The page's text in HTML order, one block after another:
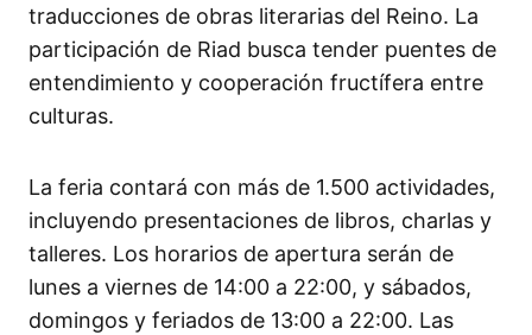
traducciones de obras literarias del Reino. La
participación de Riad busca tender puentes de
entendimiento y cooperación fructífera entre
culturas.​
La feria contará con más de 1.500 actividades,
incluyendo presentaciones de libros, charlas y
talleres. Los horarios de apertura serán de
lunes a viernes de 14:00 a 22:00, y sábados,
domingos y feriados de 13:00 a 22:00. Las